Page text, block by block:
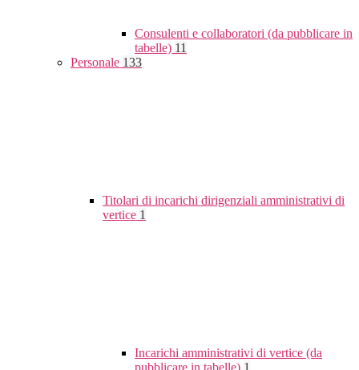
Consulenti e collaboratori (da pubblicare in
tabelle) 11
Personale 133
Titolari di incarichi dirigenziali amministrativi di
vertice 1
Incarichi amministrativi di vertice (da